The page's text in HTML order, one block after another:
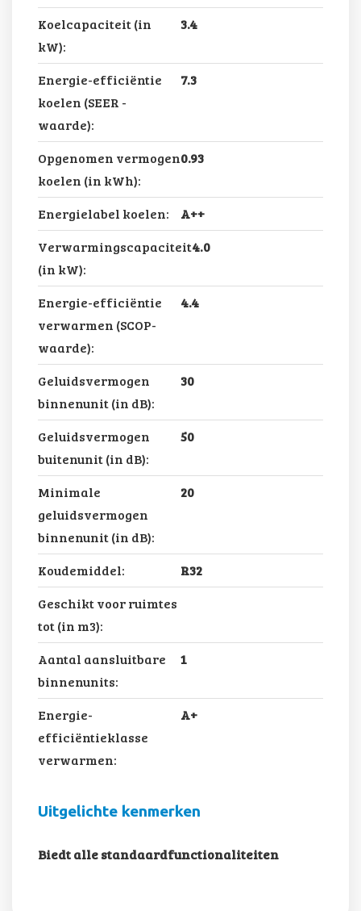
Koelcapaciteit (in
kW):
3.4
Energie-efficiëntie
koelen (SEER -
waarde):
7.3
Opgenomen vermogen
koelen (in kWh):
0.93
Energielabel koelen:
A++
Verwarmingscapaciteit
(in kW):
4.0
Energie-efficiëntie
verwarmen (SCOP-
waarde):
4.4
Geluidsvermogen
binnenunit (in dB):
30
Geluidsvermogen
buitenunit (in dB):
50
Minimale
geluidsvermogen
binnenunit (in dB):
20
Koudemiddel:
R32
Geschikt voor ruimtes
tot (in m3):
Aantal aansluitbare
binnenunits:
1
Energie-
efficiëntieklasse
verwarmen:
A+
Uitgelichte kenmerken
Biedt alle standaardfunctionaliteiten